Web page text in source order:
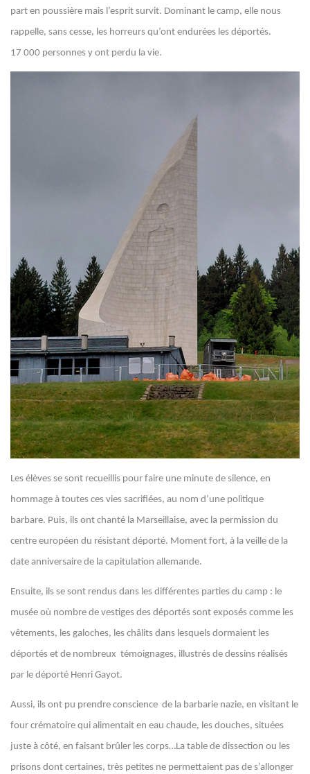
part en poussière mais l’esprit survit. Dominant le camp, elle nous
rappelle, sans cesse, les horreurs qu’ont endurées les déportés.
17 000 personnes y ont perdu la vie.
Les élèves se sont recueillis pour faire une minute de silence, en
hommage à toutes ces vies sacrifiées, au nom d’une politique
barbare. Puis, ils ont chanté la Marseillaise, avec la permission du
centre européen du résistant déporté. Moment fort, à la veille de la
date anniversaire de la capitulation allemande.
Ensuite, ils se sont rendus dans les différentes parties du camp : le
musée où nombre de vestiges des déportés sont exposés comme les
vêtements, les galoches, les châlits dans lesquels dormaient les
déportés et de nombreux témoignages, illustrés de dessins réalisés
par le déporté Henri Gayot.
Aussi, ils ont pu prendre conscience de la barbarie nazie, en visitant le
four crématoire qui alimentait en eau chaude, les douches, situées
juste à côté, en faisant brûler les corps…La table de dissection ou les
prisons dont certaines, très petites ne permettaient pas de s’allonger